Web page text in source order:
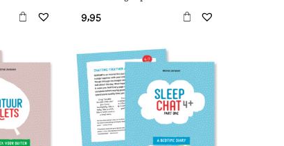
€ 9,95